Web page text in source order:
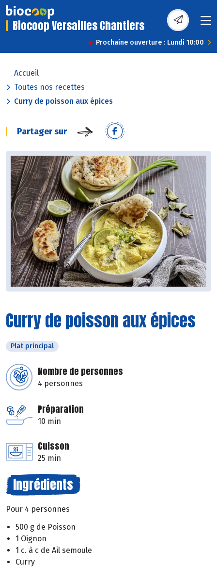
Biocoop Versailles Chantiers
Prochaine ouverture : Lundi 10:00
Accueil
Toutes nos recettes
Curry de poisson aux épices
Partager sur
Curry de poisson aux épices
Plat principal
Nombre de personnes
4 personnes
Préparation
10 min
Cuisson
25 min
Ingrédients
Pour 4 personnes
500 g de Poisson
1 Oignon
1 c. à c de Ail semoule
Curry